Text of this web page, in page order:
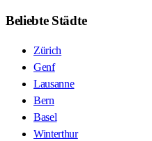
Beliebte Städte
Zürich
Genf
Lausanne
Bern
Basel
Winterthur